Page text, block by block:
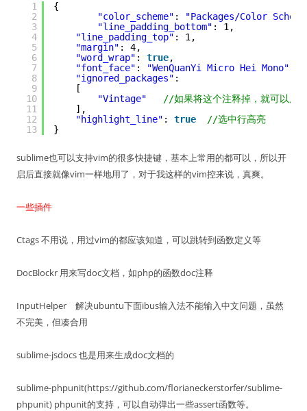
1
2
3
4
5
6
7
8
9
10
11
12
13
{
"color_scheme" :
"Packages/Color
"line_padding_bottom" : 1,
"line_padding_top" : 1,
"margin" : 4,
"word_wrap" : true,
"font_face" : "WenQuanYi Micro Hei Mono"
"ignored_packages" :
[
"Vintage"
//如果将这个注释掉，就可以用
],
"highlight_line" : true
//选中行高亮
}
sublime也可以支持vim的很多快捷键，基本上常用的都可以，所以开
启后直接就像vim一样地用了，对于我这样的vim控来说，真爽。
一些插件
Ctags 不用说，用过vim的都应该知道，可以跳转到函数定义等
DocBlockr 用来写doc文档，如php的函数doc注释
InputHelper 解决ubuntu下面ibus输入法不能输入中文问题，虽然
不完美，但凑合用
sublime-jsdocs 也是用来生成doc文档的
sublime-phpunit(https://github.com/florianeckerstorfer/sublime-
phpunit) phpunit的支持，可以自动弹出一些assert函数等。